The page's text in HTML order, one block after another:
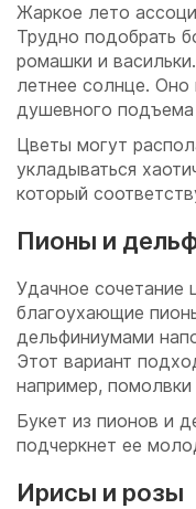
Жаркое лето
Трудно подобрать
ромашки и
летнее солнце. Оно
душевного
Цветы могут
укладываться
который
Пионы и
Удачное сочетание
благоухающие
дельфиниумами
Этот вариант
например, помолвки
Букет из пионов и
подчеркнет ее
Ирисы и розы